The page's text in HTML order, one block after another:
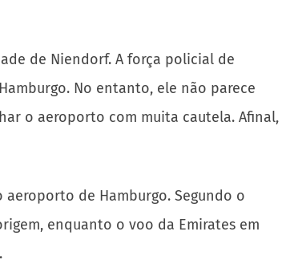
de Niendorf. A força policial de
No entanto, ele não parece
o aeroporto com muita cautela. Afinal,
de Hamburgo. Segundo o
enquanto o voo da Emirates em